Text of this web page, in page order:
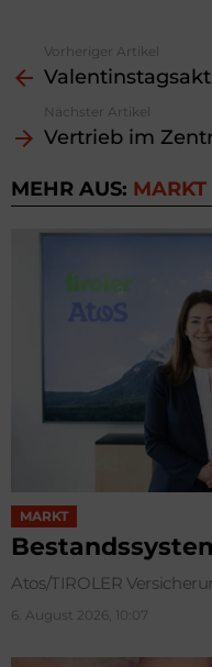
more
Vorheriger Artikel
Nächster Artikel
Vertrieb im
MEHR AUS: MARKT
MARKT
Atos/TIROLER
6. August 2026, 10:07